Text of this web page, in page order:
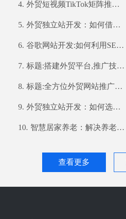
查看更多
4. 外贸短视频TikTok矩阵推广：如何利用TikTok扩大国际市场
5. 外贸独立站开发：如何借助公司优势打造高效营销渠道
6. 谷歌网站开发:如何利用SEO优化提高网站流量和转化率
7. 标题:搭建外贸平台,推广技巧不容错过
8. 标题:全方位外贸网站推广策略,提高你的网站曝光率
9. 外贸独立站开发：如何选择合适的开发公司？
10. 智慧居家养老：解决养老难题的新思路